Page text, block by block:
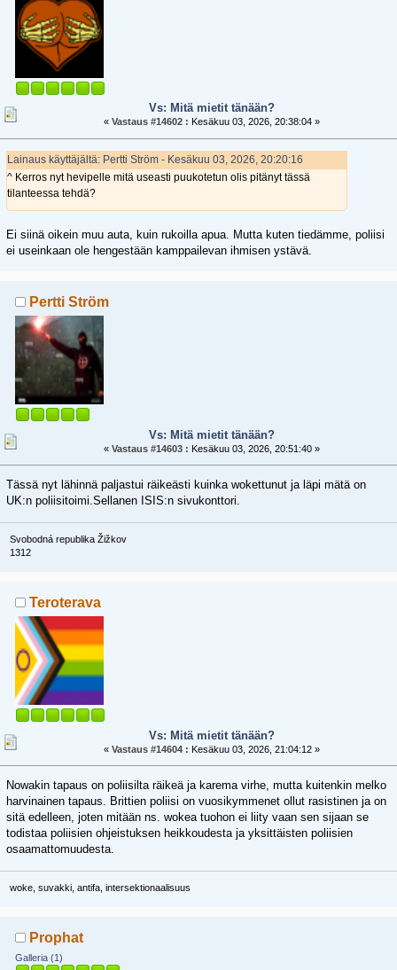
Vs: Mitä mietit tänään?
«Vastaus #14602 : Kesäkuu 03, 2026, 20:38:04 »
Lainaus käyttäjältä: Pertti Ström - Kesäkuu 03, 2026, 20:20:16
^ Kerros nyt hevipelle mitä useasti puukotetun olis pitänyt tässä
tilanteessa tehdä?
Ei siinä oikein muu auta, kuin rukoilla apua. Mutta kuten tiedämme, poliisi
ei useinkaan ole hengestään kamppailevan ihmisen ystävä.
Pertti Ström
Vs: Mitä mietit tänään?
«Vastaus #14603 : Kesäkuu 03, 2026, 20:51:40 »
Tässä nyt lähinnä paljastui räikeästi kuinka wokettunut ja läpi mätä on
UK:n poliisitoimi.Sellanen ISIS:n sivukonttori.
Svobodná republika Žižkov
1312
Teroterava
Vs: Mitä mietit tänään?
«Vastaus #14604 : Kesäkuu 03, 2026, 21:04:12 »
Nowakin tapaus on poliisilta räikeä ja karema virhe, mutta kuitenkin melko
harvinainen tapaus. Brittien poliisi on vuosikymmenet ollut rasistinen ja on
sitä edelleen, joten mitään ns. wokea tuohon ei liity vaan sen sijaan se
todistaa poliisien ohjeistuksen heikkoudesta ja yksittäisten poliisien
osaamattomuudesta.
woke, suvakki, antifa, intersektionaalisuus
Prophat
Galleria (1)